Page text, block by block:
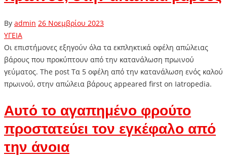
By admin 26 Νοεμβρίου 2023
ΥΓΕΙΑ
Οι επιστήμονες εξηγούν όλα τα εκπληκτικά οφέλη απώλειας
βάρους που προκύπτουν από την κατανάλωση πρωινού
γεύματος. The post Τα 5 οφέλη από την κατανάλωση ενός καλού
πρωινού, στην απώλεια βάρους appeared first on Iatropedia.
Αυτό το αγαπημένο φρούτο
προστατεύει τον εγκέφαλο από
την άνοια